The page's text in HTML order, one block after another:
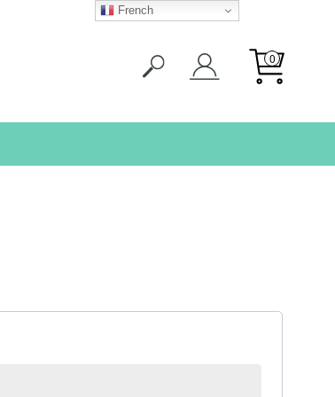
0
French